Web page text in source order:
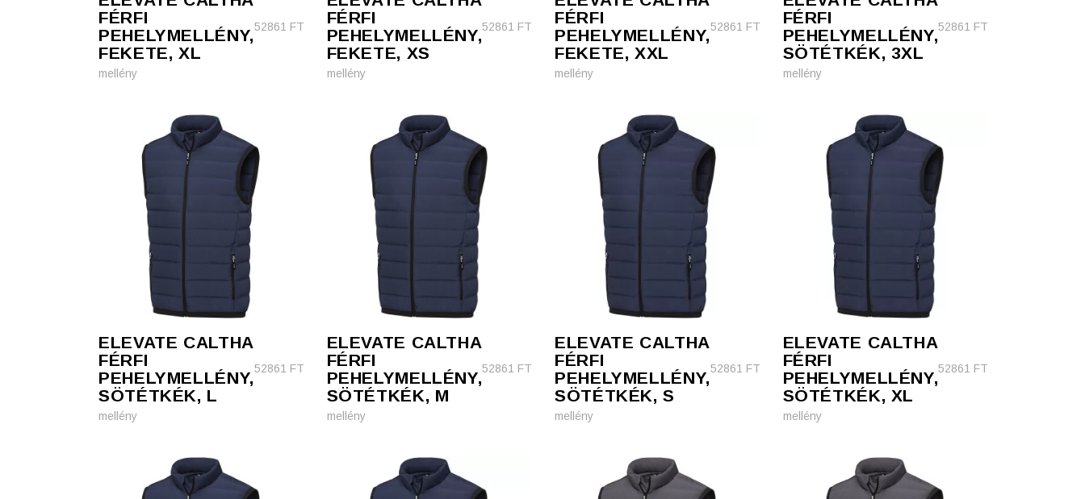
FÉRFI
PEHELYMELLÉNY,
FEKETE, XL
52861 FT
mellény
FÉRFI
PEHELYMELLÉNY,
FEKETE, XS
52861 FT
mellény
FÉRFI
PEHELYMELLÉNY,
FEKETE, XXL
52861 FT
mellény
FÉRFI
PEHELYMELLÉNY,
SÖTÉTKÉK, 3XL
52861 FT
mellény
ELEVATE CALTHA
FÉRFI
PEHELYMELLÉNY,
SÖTÉTKÉK, L
52861 FT
mellény
ELEVATE CALTHA
FÉRFI
PEHELYMELLÉNY,
SÖTÉTKÉK, M
52861 FT
mellény
ELEVATE CALTHA
FÉRFI
PEHELYMELLÉNY,
SÖTÉTKÉK, S
52861 FT
mellény
ELEVATE CALTHA
FÉRFI
PEHELYMELLÉNY,
SÖTÉTKÉK, XL
52861 FT
mellény